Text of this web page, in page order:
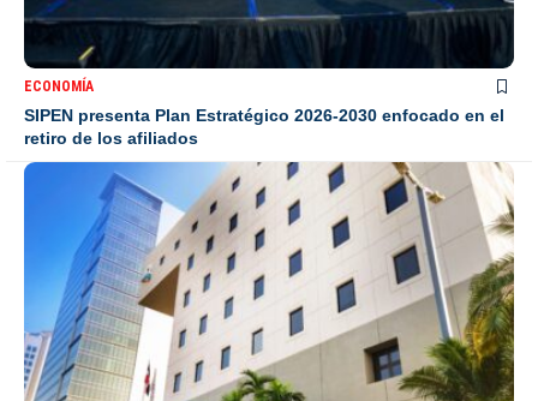
ECONOMÍA
SIPEN presenta Plan Estratégico 2026-2030 enfocado en el
retiro de los afiliados